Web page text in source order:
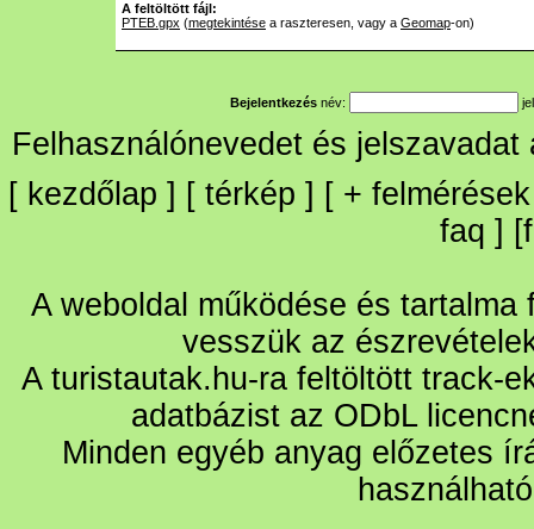
A feltöltött fájl:
PTEB.gpx (megtekintése a raszteresen, vagy a Geomap-on)
Bejelentkezés név:
Felhasználónevedet és
[ kezdőlap ] [ térkép ] [ + felmérések
faq ] [
A weboldal működése és
vesszük az
A turistautak.hu-ra feltöltött track-
adatbázist az ODbL
Minden egyéb anyag előzetes